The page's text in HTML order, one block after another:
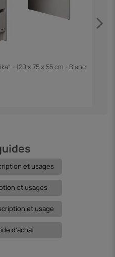
- 120 x 75 x 55 cm - Blanc
et usages
et usages
et usage
d'achat